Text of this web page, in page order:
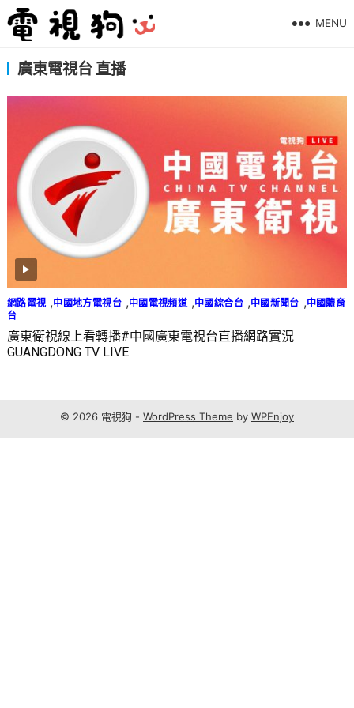
MENU
廣東電視台 直播
網路電視 ,中國地方電視台,中國電視頻道 ,中國綜合台,中國新聞台 ,中國體育
台
廣東衛視線上看轉播#中國廣東電視台直播網路實況
GUANGDONG TV LIVE
© 2026 電視狗 - WordPress Theme by WPEnjoy